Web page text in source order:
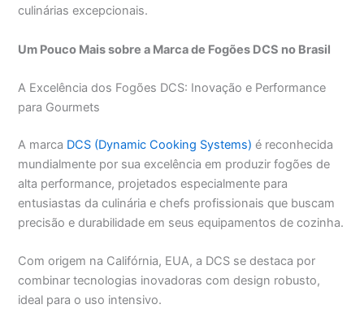
culinárias excepcionais.
Um Pouco Mais sobre a Marca de Fogões DCS no Brasil
A Excelência dos Fogões DCS: Inovação e Performance
para Gourmets
A marca DCS (Dynamic Cooking Systems) é reconhecida
mundialmente por sua excelência em produzir fogões de
alta performance, projetados especialmente para
entusiastas da culinária e chefs profissionais que buscam
precisão e durabilidade em seus equipamentos de cozinha.
Com origem na Califórnia, EUA, a DCS se destaca por
combinar tecnologias inovadoras com design robusto,
ideal para o uso intensivo.